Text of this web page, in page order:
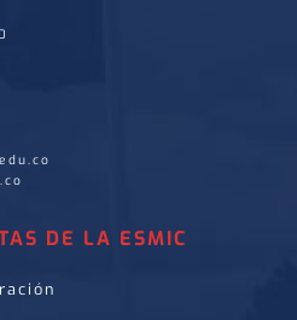
DE LA ESMIC